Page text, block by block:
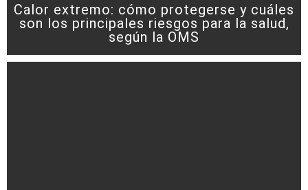
Calor extremo: cómo protegerse y cuáles
son los principales riesgos para la salud,
según la OMS